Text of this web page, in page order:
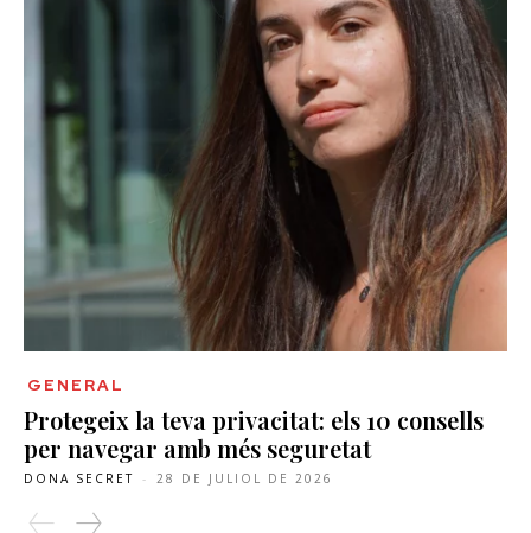
GENERAL
Protegeix la teva privacitat: els 10 consells
per navegar amb més seguretat
DONA SECRET - 28 DE JULIOL DE 2026